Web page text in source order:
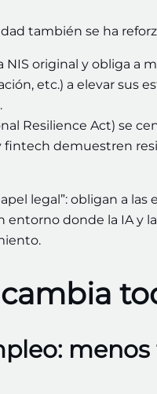
también se ha
original y obliga a
etc.) a elevar sus
Resilience Act) se
fintech demuestren
legal”: obligan a
entorno donde la IA y